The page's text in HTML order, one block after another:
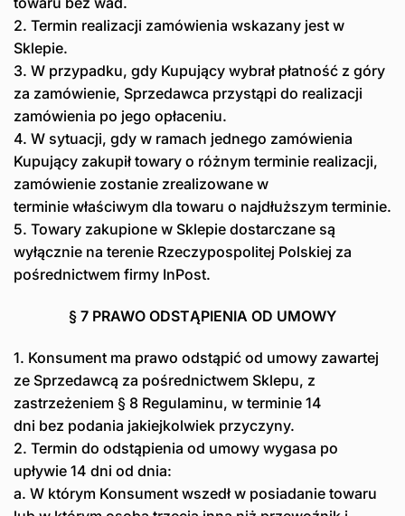
2. Termin realizacji zamówienia wskazany jest w
Sklepie.
3. W przypadku, gdy Kupujący wybrał płatność z góry
za zamówienie, Sprzedawca przystąpi do realizacji
zamówienia po jego opłaceniu.
4. W sytuacji, gdy w ramach jednego zamówienia
Kupujący zakupił towary o różnym terminie realizacji,
zamówienie zostanie zrealizowane w
terminie właściwym dla towaru o najdłuższym terminie.
5. Towary zakupione w Sklepie dostarczane są
wyłącznie na terenie Rzeczypospolitej Polskiej za
pośrednictwem firmy InPost.
§ 7 PRAWO ODSTĄPIENIA OD UMOWY
1. Konsument ma prawo odstąpić od umowy zawartej
ze Sprzedawcą za pośrednictwem Sklepu, z
zastrzeżeniem § 8 Regulaminu, w terminie 14
dni bez podania jakiejkolwiek przyczyny.
2. Termin do odstąpienia od umowy wygasa po
upływie 14 dni od dnia:
a. W którym Konsument wszedł w posiadanie towaru